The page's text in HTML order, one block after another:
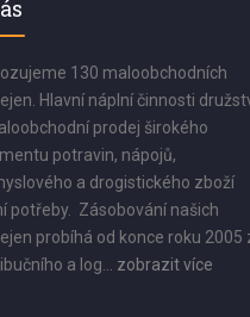
130 maloobchodních
Hlavní náplní činnosti
prodej širokého
potravin, nápojů,
a drogistického zboží
potřeby. Zásobování našich
probíhá od konce roku 2005
a log... zobrazit více